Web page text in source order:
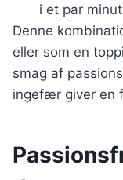
i et par
Denne
eller som en
smag af
ingefær giver en